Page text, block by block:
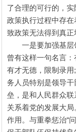
了合理的可行的，
政策执行过程中存
致政策无法得到真正
一是要加强基层
曾有这样一句名言
有才无德，限制录
务人员特别是领导
垒，是和人民群众
关系着党的发展大
作用。与重拳惩治“